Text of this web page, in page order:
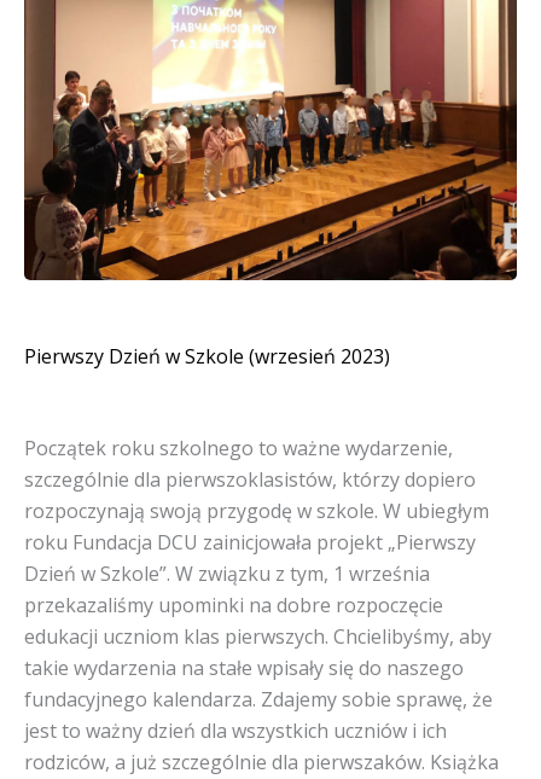
Pierwszy Dzień w Szkole (wrzesień 2023)
Początek roku szkolnego to ważne wydarzenie,
szczególnie dla pierwszoklasistów, którzy dopiero
rozpoczynają swoją przygodę w szkole. W ubiegłym
roku Fundacja DCU zainicjowała projekt „Pierwszy
Dzień w Szkole”. W związku z tym, 1 września
przekazaliśmy upominki na dobre rozpoczęcie
edukacji uczniom klas pierwszych. Chcielibyśmy, aby
takie wydarzenia na stałe wpisały się do naszego
fundacyjnego kalendarza. Zdajemy sobie sprawę, że
jest to ważny dzień dla wszystkich uczniów i ich
rodziców, a już szczególnie dla pierwszaków. Książka